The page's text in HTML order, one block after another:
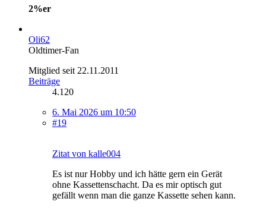
2%er
Oli62
Oldtimer-Fan
Mitglied seit 22.11.2011
Beiträge
4.120
6. Mai 2026 um 10:50
#19
Zitat von kalle004
Es ist nur Hobby und ich hätte gern ein Gerät
ohne Kassettenschacht. Da es mir optisch gut
gefällt wenn man die ganze Kassette sehen kann.